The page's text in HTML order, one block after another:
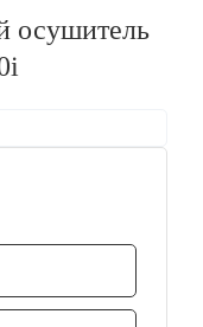
осушитель